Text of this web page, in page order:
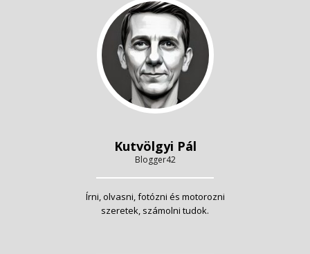
Kutvölgyi Pál
Blogger42
Írni, olvasni, fotózni és motorozni
szeretek, számolni tudok.